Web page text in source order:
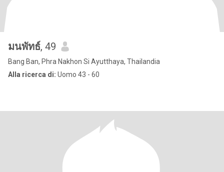
มนพัทธ์, 49
Bang Ban, Phra Nakhon Si Ayutthaya, Thailandia
Alla ricerca di: Uomo 43 - 60